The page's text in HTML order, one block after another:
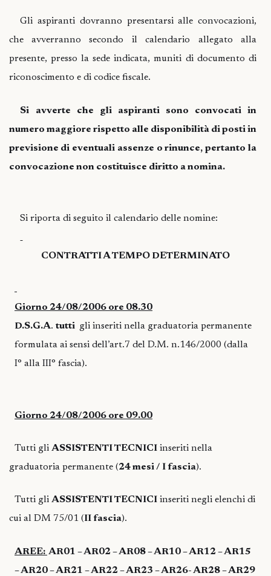
Gli aspiranti dovranno presentarsi alle convocazioni,
che avverranno secondo il calendario allegato alla
presente, presso la sede indicata, muniti di documento di
riconoscimento e di codice fiscale.
Si avverte che gli aspiranti sono convocati in
numero maggiore rispetto alle disponibilità di posti in
previsione di eventuali assenze o rinunce, pertanto la
convocazione non costituisce diritto a nomina.
Si riporta di seguito il calendario delle nomine:
CONTRATTI A TEMPO DETERMINATO
Giorno 24/08/2006 ore 08.30
D.S.G.A. tutti gli inseriti nella graduatoria permanente
formulata ai sensi dell’art.7 del D.M. n.146/2000 (dalla
I° alla III° fascia).
Giorno 24/08/2006 ore 09.00
Tutti gli ASSISTENTI TECNICI inseriti nella
graduatoria permanente (24 mesi / I fascia).
Tutti gli ASSISTENTI TECNICI inseriti negli elenchi di
cui al DM 75/01 (II fascia).
AREE: AR01 – AR02 – AR08 – AR10 – AR12 – AR15
– AR20 – AR21 – AR22 – AR23 – AR26- AR28 – AR29